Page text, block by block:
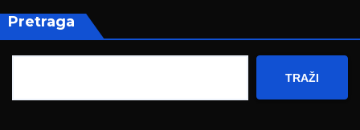
Pretraga
TRAŽI